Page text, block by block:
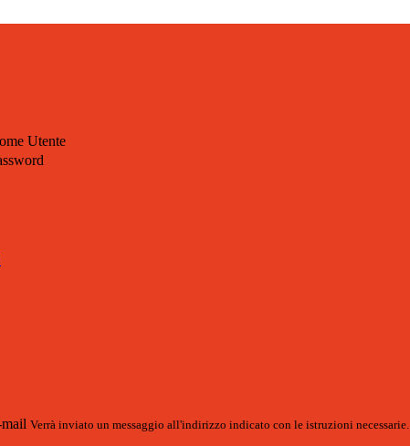
Utente
Verrà inviato un messaggio all'indirizzo indicato con le istruzioni necessarie.